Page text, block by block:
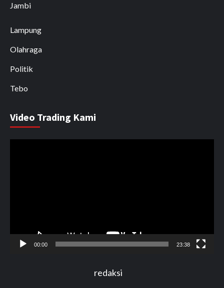
Jambi
Lampung
Olahraga
Politik
Tebo
Video Trading Kami
00:00 23:38
redaksi